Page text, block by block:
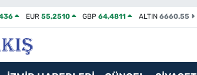
EUR 55,2510 GBP64,4811 ALTIN 6660.55